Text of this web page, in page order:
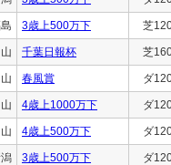
3歳上500万下 芝
千葉日報杯 芝
春風賞 ダ
4歳上1000万下 ダ
4歳上500万下 ダ
3歳上500万下 ダ